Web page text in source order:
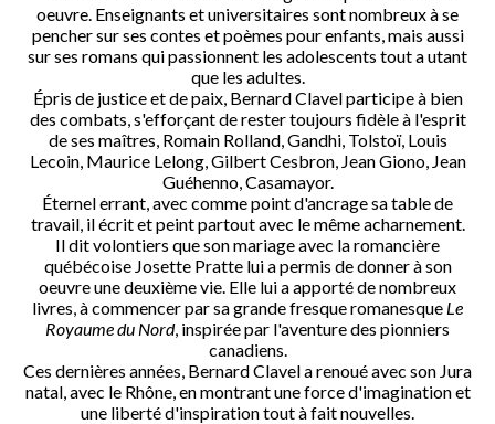
oeuvre. Enseignants et universitaires sont nombreux à se
pencher sur ses contes et poèmes pour enfants, mais aussi
sur ses romans qui passionnent les adolescents tout a utant
que les adultes.
Épris de justice et de paix, Bernard Clavel participe à bien
des combats, s'efforçant de rester toujours fidèle à l'esprit
de ses maîtres, Romain Rolland, Gandhi, Tolstoï, Louis
Lecoin, Maurice Lelong, Gilbert Cesbron, Jean Giono, Jean
Guéhenno, Casamayor.
Éternel errant, avec comme point d'ancrage sa table de
travail, il écrit et peint partout avec le même acharnement.
Il dit volontiers que son mariage avec la romancière
québécoise Josette Pratte lui a permis de donner à son
oeuvre une deuxième vie. Elle lui a apporté de nombreux
livres, à commencer par sa grande fresque romanesque Le
Royaume du Nord, inspirée par l'aventure des pionniers
canadiens.
Ces dernières années, Bernard Clavel a renoué avec son Jura
natal, avec le Rhône, en montrant une force d'imagination et
une liberté d'inspiration tout à fait nouvelles.